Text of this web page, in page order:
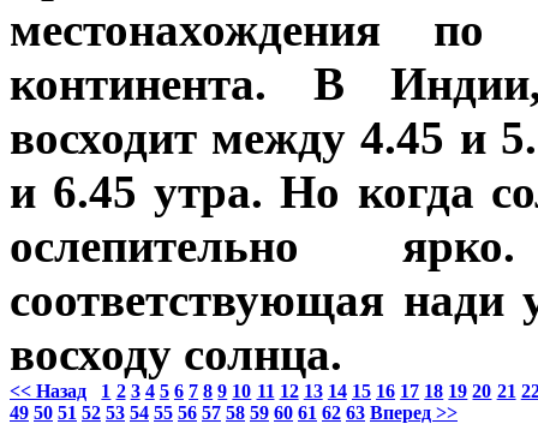
местонахождения
континента. В
восходит между 4.45 и
и 6.45 утра. Но когда
ослепительно
соответствующая
восходу солнца.
<< Назад 1 2 3 4 5 6 7 8 9 10 11 12 13 14 15 16 17 18 19 20 21
49 50 51 52 53 54 55 56 57 58 59 60 61 62 63 Вперед >>